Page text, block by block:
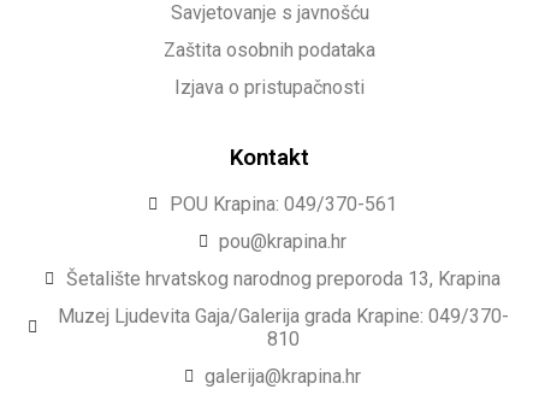
Savjetovanje s javnošću
Zaštita osobnih podataka
Izjava o pristupačnosti
Kontakt
POU Krapina: 049/370-561
pou@krapina.hr
Šetalište hrvatskog narodnog preporoda 13, Krapina
Muzej Ljudevita Gaja/Galerija grada Krapine: 049/370-
810
galerija@krapina.hr